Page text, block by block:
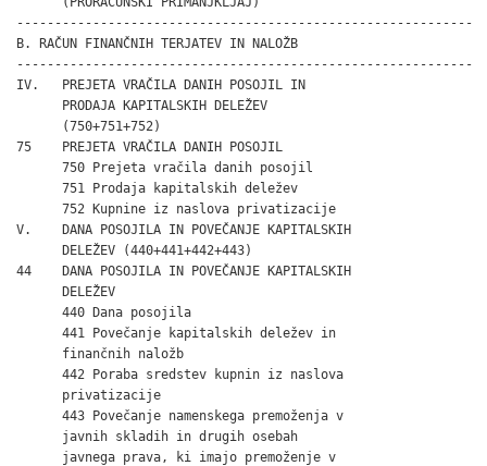
------------------------------------------------------------
B. RAČUN FINANČNIH TERJATEV IN NALOŽB
------------------------------------------------------------
IV.   PREJETA VRAČILA DANIH POSOJIL IN
      PRODAJA KAPITALSKIH DELEŽEV
      (750+751+752)
75    PREJETA VRAČILA DANIH POSOJIL
      750 Prejeta vračila danih posojil
      751 Prodaja kapitalskih deležev
      752 Kupnine iz naslova privatizacije
V.    DANA POSOJILA IN POVEČANJE KAPITALSKIH
      DELEŽEV (440+441+442+443)
44    DANA POSOJILA IN POVEČANJE KAPITALSKIH
      DELEŽEV
      440 Dana posojila
      441 Povečanje kapitalskih deležev in
      finančnih naložb
      442 Poraba sredstev kupnin iz naslova
      privatizacije
      443 Povečanje namenskega premoženja v
      javnih skladih in drugih osebah
      javnega prava, ki imajo premoženje v